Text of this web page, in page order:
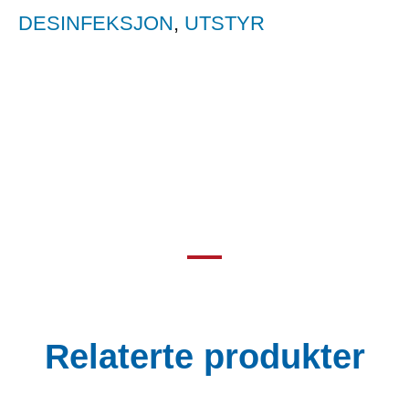
DESINFEKSJON, UTSTYR
Relaterte produkter